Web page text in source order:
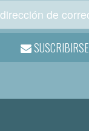
SUSCRIBIRSE